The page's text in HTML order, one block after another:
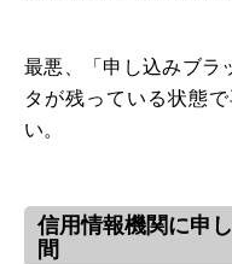
最悪、「申し込みブラ
タが残っている状態
い。
信用情報機関に申
間